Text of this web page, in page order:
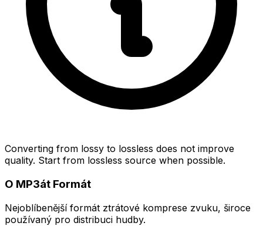
Converting from lossy to lossless does not improve
quality. Start from lossless source when possible.
O MP3át Formát
Nejoblíbenější formát ztrátové komprese zvuku, široce
používaný pro distribuci hudby.